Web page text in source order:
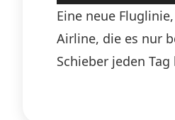
Player
Eine neue
Airline, die es nur
Schieber jeden